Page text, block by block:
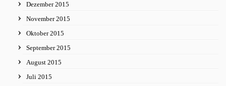
Dezember 2015
November 2015
Oktober 2015
September 2015
August 2015
Juli 2015